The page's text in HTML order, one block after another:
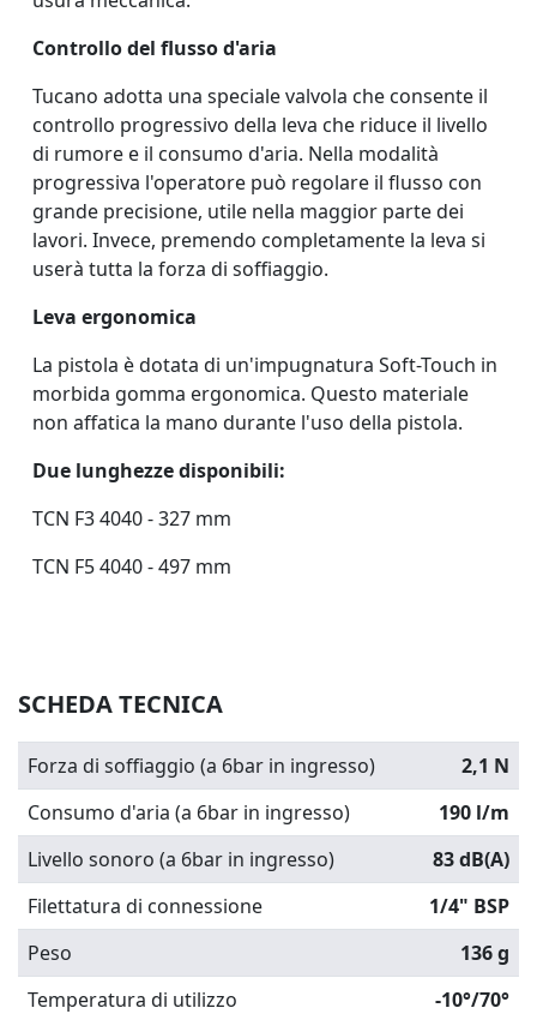
Controllo del flusso d'aria
Tucano adotta una speciale valvola che consente il
controllo progressivo della leva che riduce il livello
di rumore e il consumo d'aria. Nella modalità
progressiva l'operatore può regolare il flusso con
grande precisione, utile nella maggior parte dei
lavori. Invece, premendo completamente la leva si
userà tutta la forza di soffiaggio.
Leva ergonomica
La pistola è dotata di un'impugnatura Soft-Touch in
morbida gomma ergonomica. Questo materiale
non affatica la mano durante l'uso della pistola.
Due lunghezze disponibili:
TCN F3 4040 - 327 mm
TCN F5 4040 - 497 mm
SCHEDA TECNICA
Forza di soffiaggio (a 6bar in ingresso)
2,1 N
Consumo d'aria (a 6bar in ingresso)
190 l/m
Livello sonoro (a 6bar in ingresso)
83 dB(A)
Filettatura di connessione
1/4" BSP
Peso
136 g
Temperatura di utilizzo
-10°/70°